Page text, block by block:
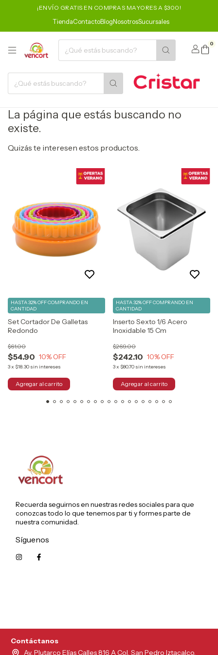
¡ENVÍO GRATIS EN COMPRAS MAYORES A $300!
TiendaContactoBlogNosotrosSucursales
0
La página que estás buscando no
existe.
Quizás te interesen estos productos.
Set Cortador De Galletas
Redondo
$54.90
$61.00
10% OFF
3x $18.30 sin intereses
HASTA 32% OFFCOMPRANDO EN
CANTIDAD
Inserto Sexto 1/6 Acero
Inoxidable 15 Cm
$242.10
$269.00
10% OFF
3x $80.70 sin intereses
HASTA 32% OFFCOMPRANDO EN
CANTIDAD
Recuerda seguirnos en nuestras redes sociales para que
conozcas todo lo que tenemos par ti y formes parte de
nuestra comunidad.
Síguenos
Contáctanos
Av. Plutarco Elías Calles 816 A Col. San Pedro Iztacalco,